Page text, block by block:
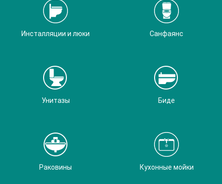
Инсталляции и люки Санфаянс
Унитазы Биде
Раковины Кухонные мойки